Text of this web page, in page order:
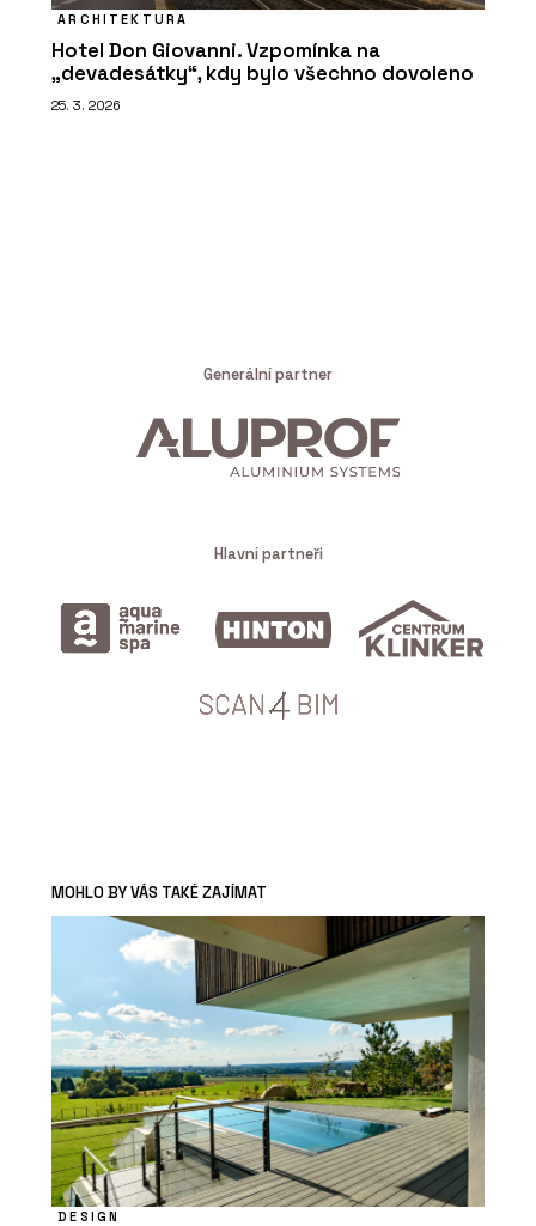
ARCHITEKTURA
Hotel Don Giovanni. Vzpomínka na
„devadesátky“, kdy bylo všechno dovoleno
25. 3. 2026
Generální partner
Hlavní partneři
MOHLO BY VÁS TAKÉ ZAJÍMAT
DESIGN